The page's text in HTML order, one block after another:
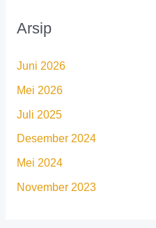
Arsip
Juni 2026
Mei 2026
Juli 2025
Desember 2024
Mei 2024
November 2023